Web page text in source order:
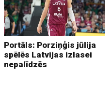
Portāls: Porziņģis jūlija
spēlēs Latvijas izlasei
nepalīdzēs